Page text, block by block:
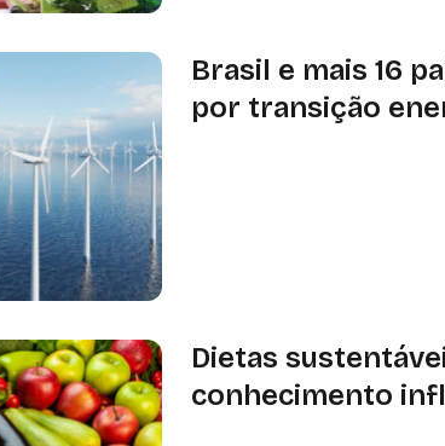
Brasil e mais 16
por transição
Dietas
conhecimento